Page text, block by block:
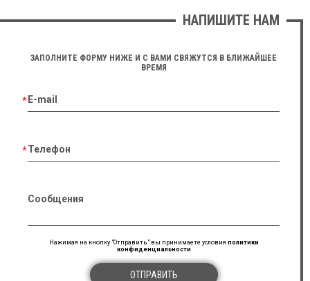
НАПИШИТЕ НАМ
ЗАПОЛНИТЕ ФОРМУ НИЖЕ И С ВАМИ СВЯЖУТСЯ В БЛИЖАЙШЕЕ
ВРЕМЯ
E-mail
Телефон
Сообщения
Нажимая на кнопку "Отправить" вы принимаете условия политики
конфиденциальности
ОТПРАВИТЬ